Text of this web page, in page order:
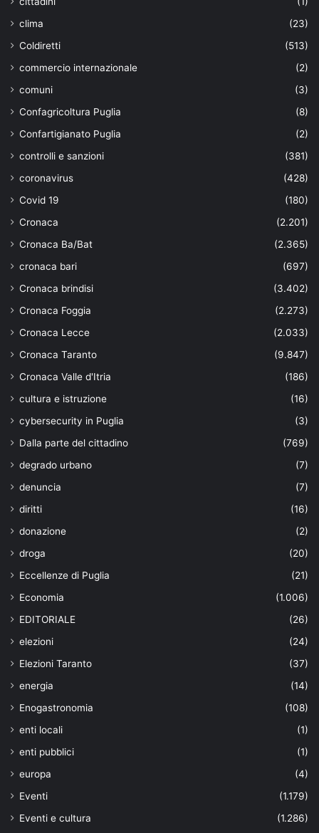
clima
(23)
Coldiretti
(513)
commercio internazionale
(2)
comuni
(3)
Confagricoltura Puglia
(8)
Confartigianato Puglia
(2)
controlli e sanzioni
(381)
coronavirus
(428)
Covid 19
(180)
Cronaca
(2.201)
Cronaca Ba/Bat
(2.365)
cronaca bari
(697)
Cronaca brindisi
(3.402)
Cronaca Foggia
(2.273)
Cronaca Lecce
(2.033)
Cronaca Taranto
(9.847)
Cronaca Valle d'Itria
(186)
cultura e istruzione
(16)
cybersecurity in Puglia
(3)
Dalla parte del cittadino
(769)
degrado urbano
(7)
denuncia
(7)
diritti
(16)
donazione
(2)
droga
(20)
Eccellenze di Puglia
(21)
Economia
(1.006)
EDITORIALE
(26)
elezioni
(24)
Elezioni Taranto
(37)
energia
(14)
Enogastronomia
(108)
enti locali
(1)
enti pubblici
(1)
europa
(4)
Eventi
(1.179)
Eventi e cultura
(1.286)